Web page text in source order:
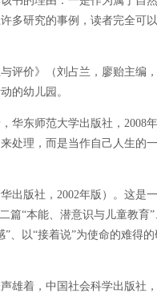
多研究的事例，读者完全可
价》（刘占兰，廖贻主编
的幼儿园。
东师范大学出版社，2008
处理，而是当作自己人生的
版社，2002年版）。这是
篇“本能、潜意识与儿童教育
、以“接着说”为使命的难得
着，中国社会科学出版社，